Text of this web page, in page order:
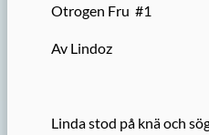
Otrogen Fru #1
Av Lindoz
Linda stod på knä och